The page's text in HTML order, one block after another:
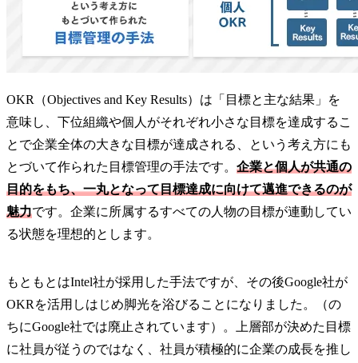
OKR（Objectives and Key Results）は「目標と主な結果」を
意味し、下位組織や個人がそれぞれ小さな目標を達成するこ
とで企業全体の大きな目標が達成される、という考え方にも
とづいて作られた目標管理の手法です。 企業と個人が共通の
目的をもち、一丸となって目標達成に向けて邁進できるのが
魅力です。企業に所属するすべての人物の目標が連動してい
る状態を理想的とします。
もともとはIntel社が採用した手法ですが、その後Google社が
OKRを活用しはじめ脚光を浴びることになりました。（の
ちにGoogle社では廃止されています）。上層部が決めた目標
に社員が従うのではなく、社員が積極的に企業の成長を推し